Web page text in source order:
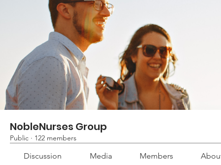
NobleNurses Group
Public · 122 members
Discussion Media Members